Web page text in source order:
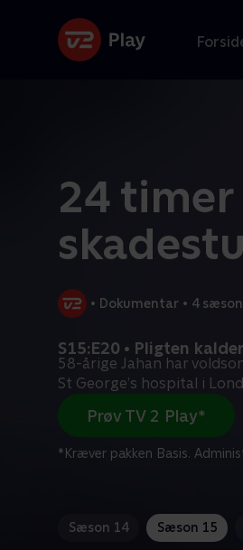
24
• Dokumentar • 4
S15:E20 • Pligten kalder
58-årige Jahan har
St George’s hospital i
Prøv TV 2 Play*
*Kræver pakken Basis.
Sæson 14 Sæson 15